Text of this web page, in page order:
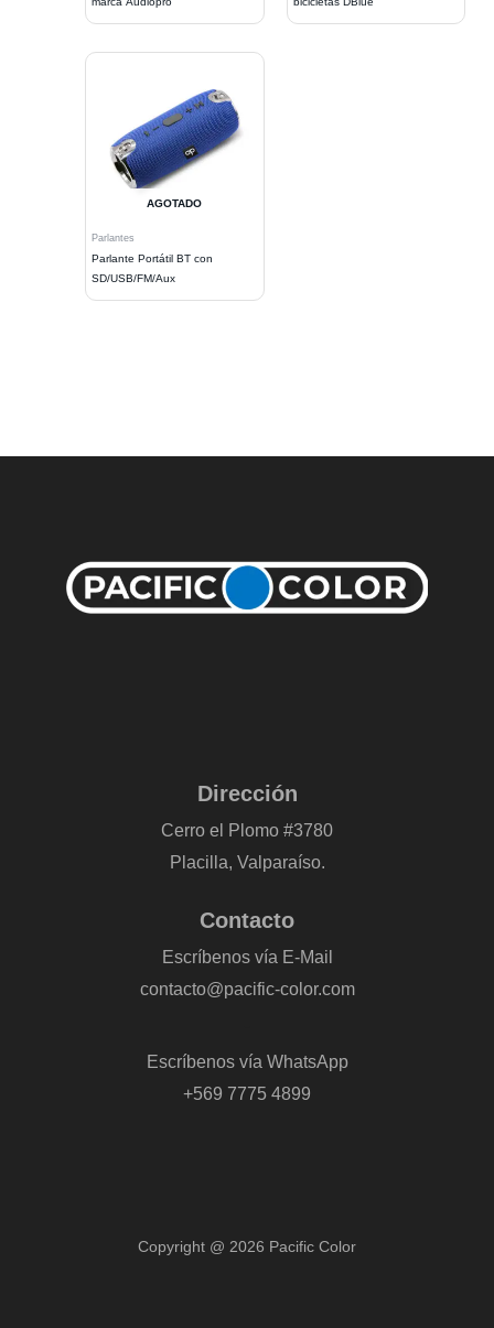
AGOTADO
Parlantes
Parlante Portátil BT con
SD/USB/FM/Aux
Dirección
Cerro el Plomo #3780
Placilla, Valparaíso.
Contacto
Escríbenos vía E-Mail
contacto@pacific-color.com
Escríbenos vía WhatsApp
+569 7775 4899
Copyright @ 2026 Pacific Color